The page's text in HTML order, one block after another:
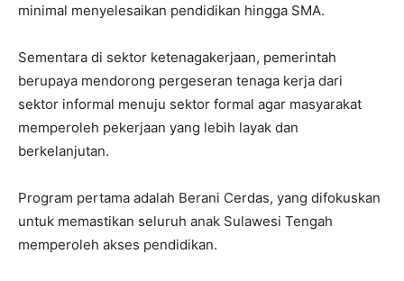
minimal menyelesaikan pendidikan hingga SMA.
Sementara di sektor ketenagakerjaan, pemerintah
berupaya mendorong pergeseran tenaga kerja dari
sektor informal menuju sektor formal agar masyarakat
memperoleh pekerjaan yang lebih layak dan
berkelanjutan.
Program pertama adalah Berani Cerdas, yang difokuskan
untuk memastikan seluruh anak Sulawesi Tengah
memperoleh akses pendidikan.